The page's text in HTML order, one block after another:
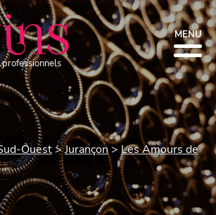
MENU
Ouest Jurançon
Les Amours de